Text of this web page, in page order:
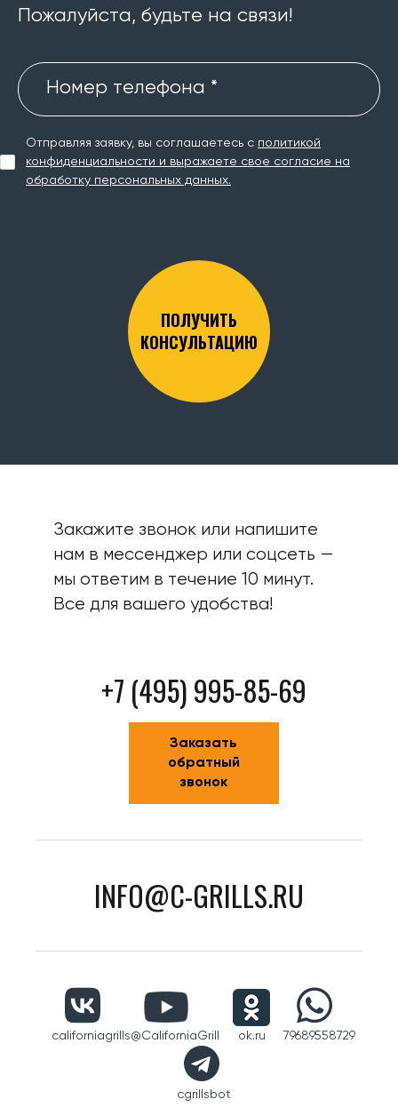
Пожалуйста, будьте на связи!
Номер телефона *
Отправляя заявку, вы соглашаетесь с политикой
конфиденциальности и выражаете свое согласие на
обработку персональных данных.
ПОЛУЧИТЬ
КОНСУЛЬТАЦИЮ
Закажите звонок или напишите
нам в мессенджер или соцсеть —
мы ответим в течение 10 минут.
Все для вашего удобства!
+7 (495) 995-85-69
Заказать
обратный
звонок
INFO@C-GRILLS.RU
californiagrills@CaliforniaGrill ok.ru 79689558729
cgrillsbot